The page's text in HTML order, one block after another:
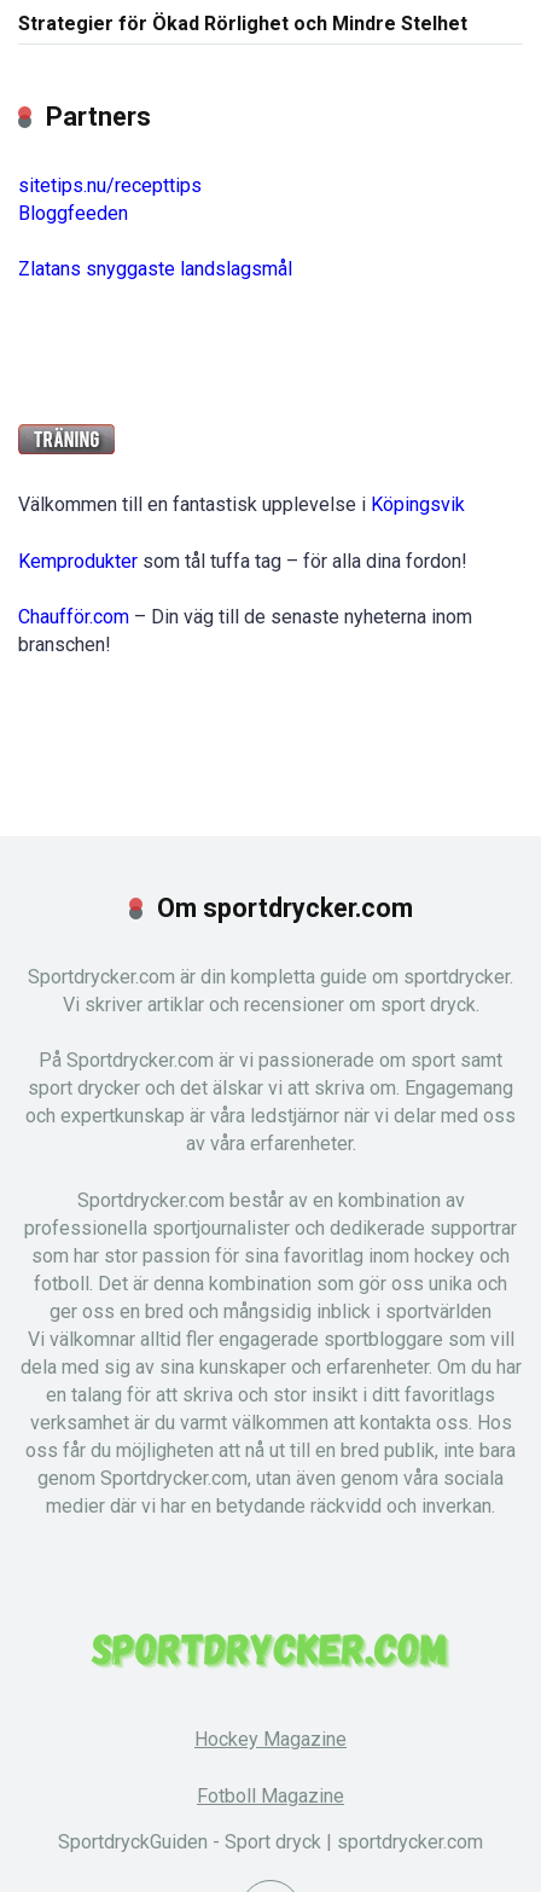
Strategier för Ökad Rörlighet och Mindre Stelhet
Partners
sitetips.nu/recepttips
Bloggfeeden
Zlatans snyggaste landslagsmål
Välkommen till en fantastisk upplevelse i Köpingsvik
Kemprodukter som tål tuffa tag – för alla dina fordon!
Chaufför.com – Din väg till de senaste nyheterna inom
branschen!
SportdryckGuiden - Sport dryck | sportdrycker.com
Om sportdrycker.com
Sportdrycker.com är din kompletta guide om sportdrycker.
Vi skriver artiklar och recensioner om sport dryck.
På Sportdrycker.com är vi passionerade om sport samt
sport drycker och det älskar vi att skriva om. Engagemang
och expertkunskap är våra ledstjärnor när vi delar med oss
av våra erfarenheter.
Sportdrycker.com består av en kombination av
professionella sportjournalister och dedikerade supportrar
som har stor passion för sina favoritlag inom hockey och
fotboll. Det är denna kombination som gör oss unika och
ger oss en bred och mångsidig inblick i sportvärlden
Vi välkomnar alltid fler engagerade sportbloggare som vill
dela med sig av sina kunskaper och erfarenheter. Om du har
en talang för att skriva och stor insikt i ditt favoritlags
verksamhet är du varmt välkommen att kontakta oss. Hos
oss får du möjligheten att nå ut till en bred publik, inte bara
genom Sportdrycker.com, utan även genom våra sociala
medier där vi har en betydande räckvidd och inverkan.
Hockey Magazine
Fotboll Magazine